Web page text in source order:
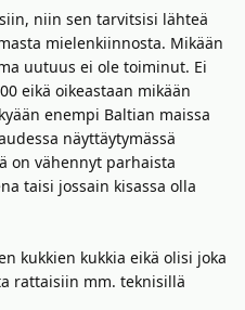
niin sen tarvitsisi lähteä
mielenkiinnosta. Mikään
uutuus ei ole toiminut. Ei
eikä oikeastaan mikään
enempi Baltian maissa
näyttäytymässä
on vähennyt parhaista
taisi jossain kisassa olla
kukkien kukkia eikä olisi joka
rattaisiin mm. teknisillä